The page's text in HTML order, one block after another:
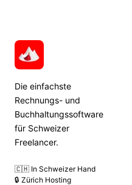
Die einfachste
Rechnungs- und
Buchhaltungssoftware
für Schweizer
Freelancer.
🇨🇭 In Schweizer Hand
🔒 Zürich Hosting